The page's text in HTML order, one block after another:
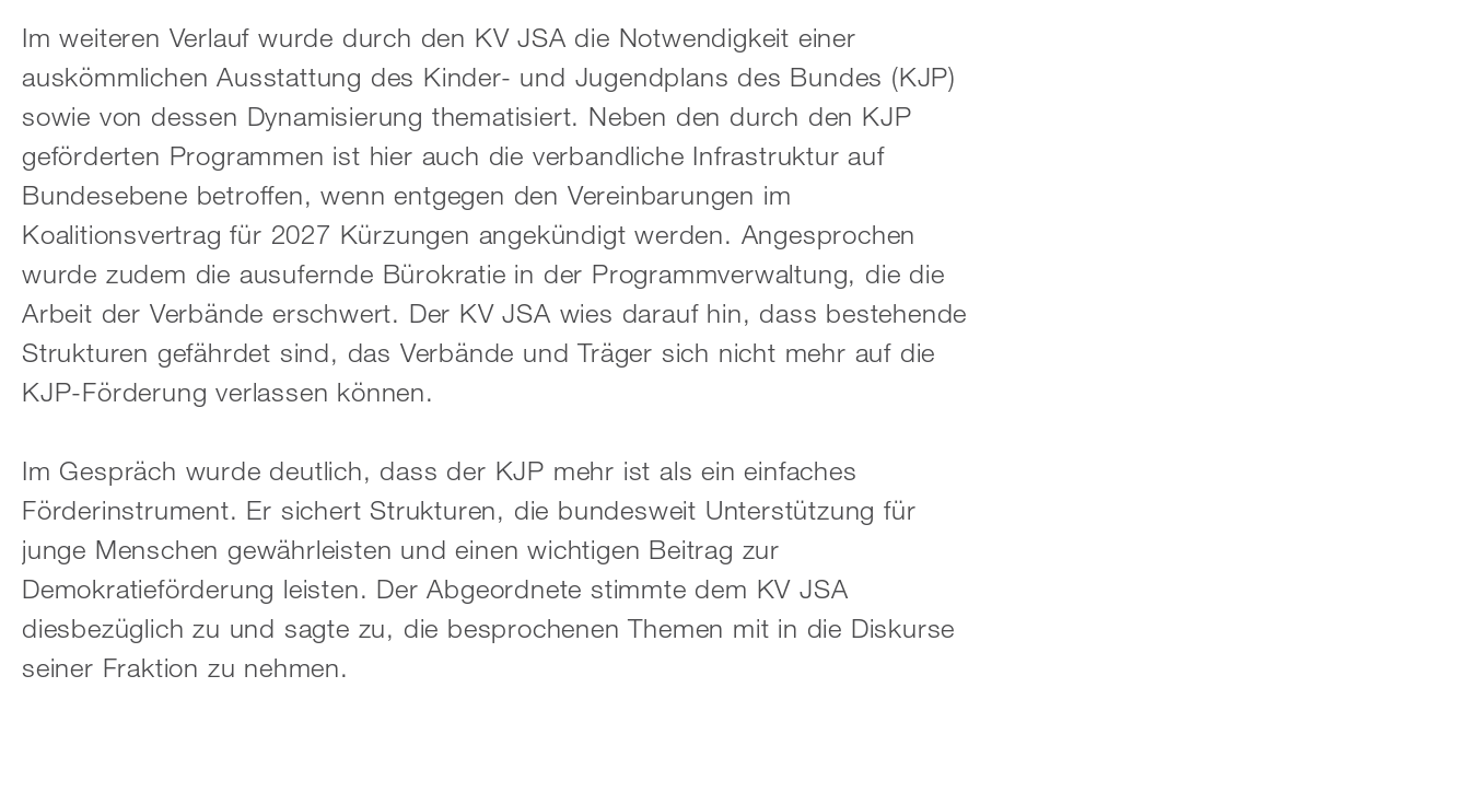
Im weiteren Verlauf wurde durch den KV JSA die Notwendigkeit einer
auskömmlichen Ausstattung des Kinder- und Jugendplans des Bundes (KJP)
sowie von dessen Dynamisierung thematisiert. Neben den durch den KJP
geförderten Programmen ist hier auch die verbandliche Infrastruktur auf
Bundesebene betroffen, wenn entgegen den Vereinbarungen im
Koalitionsvertrag für 2027 Kürzungen angekündigt werden. Angesprochen
wurde zudem die ausufernde Bürokratie in der Programmverwaltung, die die
Arbeit der Verbände erschwert. Der KV JSA wies darauf hin, dass bestehende
Strukturen gefährdet sind, das Verbände und Träger sich nicht mehr auf die
KJP-Förderung verlassen können.
Im Gespräch wurde deutlich, dass der KJP mehr ist als ein einfaches
Förderinstrument. Er sichert Strukturen, die bundesweit Unterstützung für
junge Menschen gewährleisten und einen wichtigen Beitrag zur
Demokratieförderung leisten. Der Abgeordnete stimmte dem KV JSA
diesbezüglich zu und sagte zu, die besprochenen Themen mit in die Diskurse
seiner Fraktion zu nehmen.